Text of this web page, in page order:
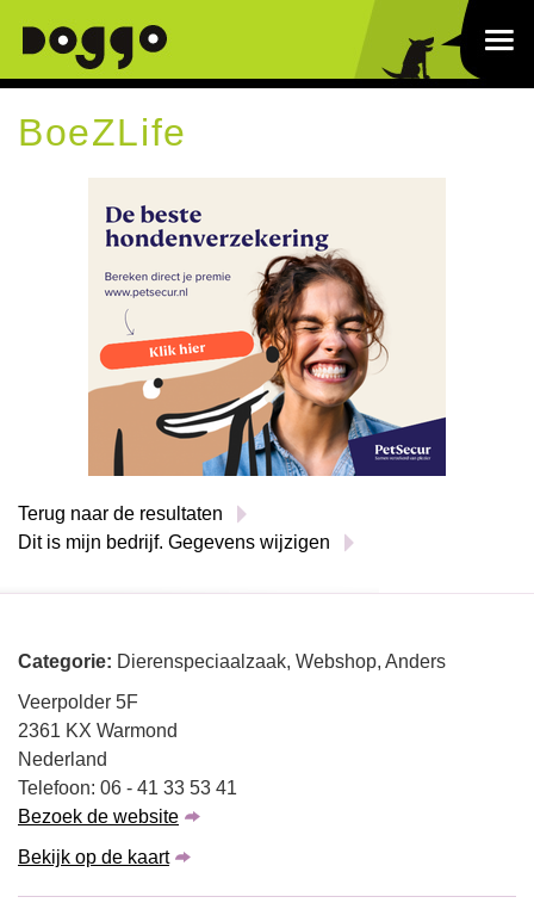
BoeZLife
Terug naar de resultaten
Dit is mijn bedrijf. Gegevens wijzigen
Categorie: Dierenspeciaalzaak, Webshop, Anders
Veerpolder 5F
2361 KX Warmond
Nederland
Telefoon: 06 - 41 33 53 41
Bezoek de website
Bekijk op de kaart